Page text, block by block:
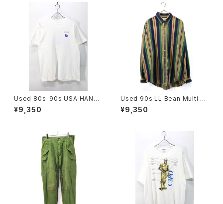
Used 80s-90s USA HANES
ORACLE Tech Graphic T-S
hirt Size L 古着
¥9,350
Used 90s LL Bean Multi C
olor Stripes Cotton Shirt Si
ze XL 古着
¥9,350